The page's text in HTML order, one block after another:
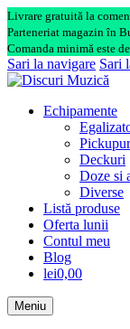
Livrare gratuită la
Parteneriat magazin în
Comanda minimă este
Sari la navigare Sari
Echipamente
Deckuri
Doze si
Diverse
Listă produse
Oferta lunii
Contul meu
Blog
lei0,00
Meniu